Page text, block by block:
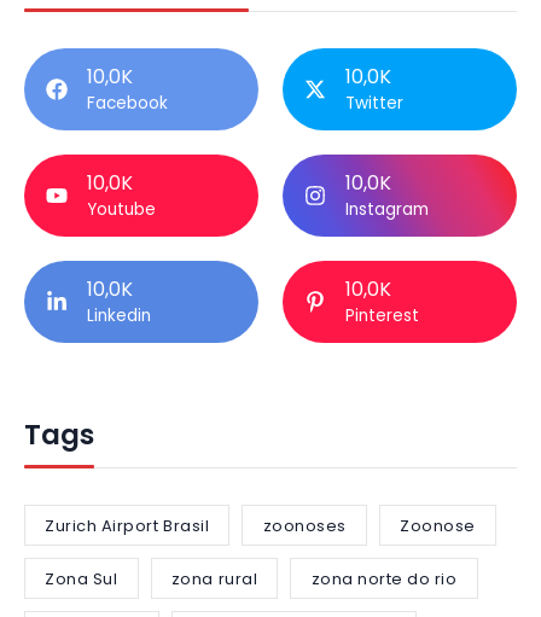
10,0K
Facebook
10,0K
Twitter
10,0K
Youtube
10,0K
Instagram
10,0K
Linkedin
10,0K
Pinterest
Tags
Zurich Airport Brasil zoonoses Zoonose
Zona Sul zona rural zona norte do rio